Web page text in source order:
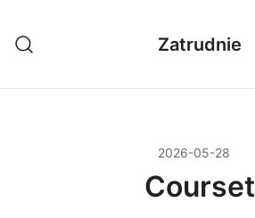
treści
Zatrudnie
2026-05-28
Courset